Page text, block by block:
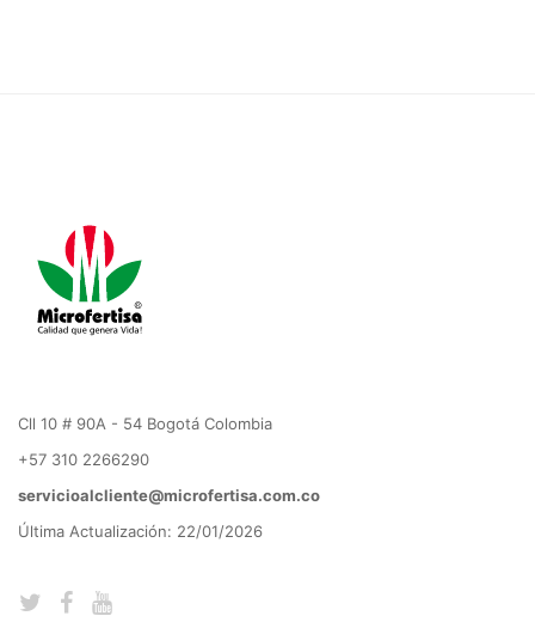
Cll 10 # 90A - 54 Bogotá Colombia
+57 310 2266290
servicioalcliente@microfertisa.com.co
Última Actualización: 22/01/2026